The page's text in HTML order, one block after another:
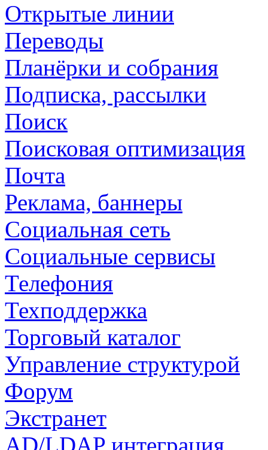
Открытые линии
Переводы
Планёрки и собрания
Подписка, рассылки
Поиск
Поисковая оптимизация
Почта
Реклама, баннеры
Социальная сеть
Социальные сервисы
Телефония
Техподдержка
Торговый каталог
Управление структурой
Форум
Экстранет